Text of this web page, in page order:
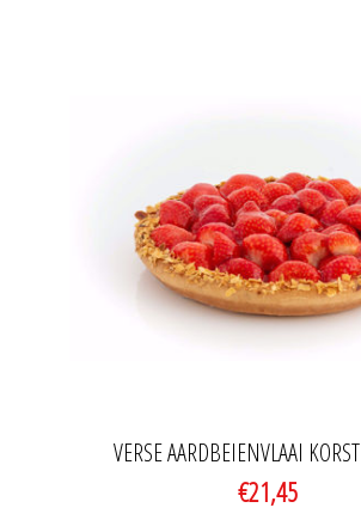
VERSE AARDBEIENVLAAI
€21,45